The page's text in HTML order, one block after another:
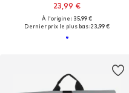
23,99 €
À l'origine : 35,99 €
Dernier prix le plus bas :23,99 €